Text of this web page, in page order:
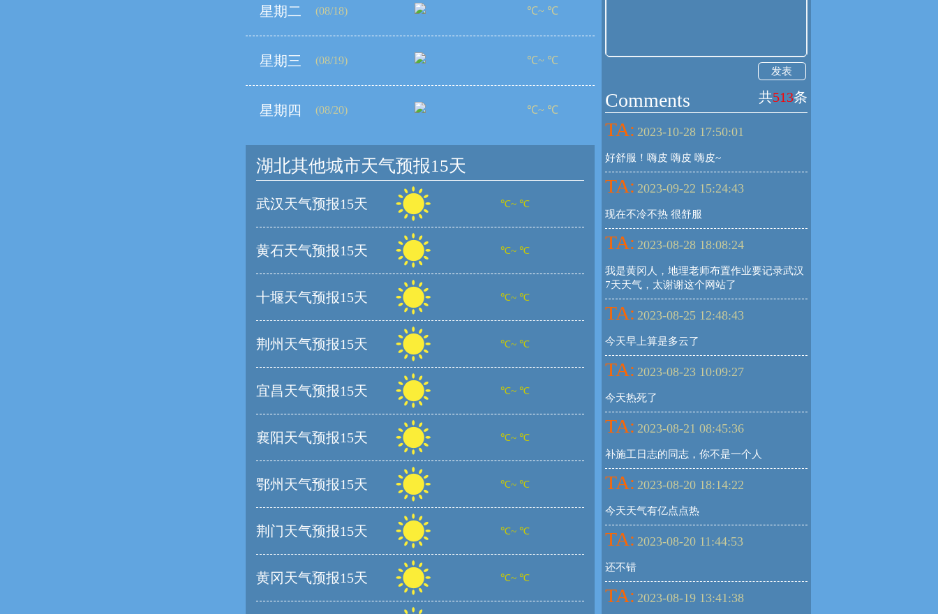
星期二 (08/18) ℃~ ℃
星期三 (08/19) ℃~ ℃
星期四 (08/20) ℃~ ℃
湖北其他城市天气预报15天
武汉天气预报15天 ℃~ ℃
黄石天气预报15天 ℃~ ℃
十堰天气预报15天 ℃~ ℃
荆州天气预报15天 ℃~ ℃
宜昌天气预报15天 ℃~ ℃
襄阳天气预报15天 ℃~ ℃
鄂州天气预报15天 ℃~ ℃
荆门天气预报15天 ℃~ ℃
黄冈天气预报15天 ℃~ ℃
发表
Comments 共513条
TA: 2023-10-28 17:50:01
好舒服！嗨皮 嗨皮 嗨皮~
TA: 2023-09-22 15:24:43
现在不冷不热 很舒服
TA: 2023-08-28 18:08:24
我是黄冈人，地理老师布置作业要记录武汉
7天天气，太谢谢这个网站了
TA: 2023-08-25 12:48:43
今天早上算是多云了
TA: 2023-08-23 10:09:27
今天热死了
TA: 2023-08-21 08:45:36
补施工日志的同志，你不是一个人
TA: 2023-08-20 18:14:22
今天天气有亿点点热
TA: 2023-08-20 11:44:53
还不错
TA: 2023-08-19 13:41:38